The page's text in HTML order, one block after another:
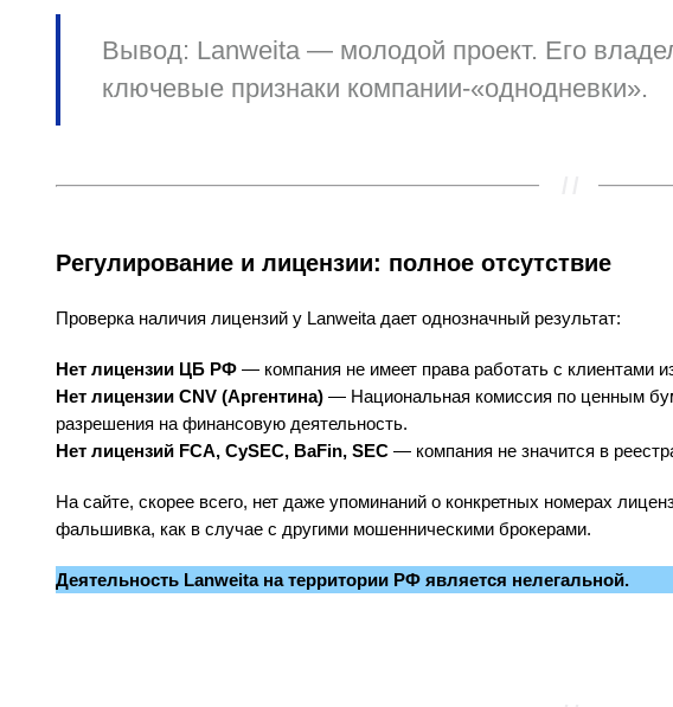
Вывод: Lanweita — молодой проект. Его
ключевые признаки компании-«однодневки».
Регулирование и лицензии: полное отсутствие
Проверка наличия лицензий у Lanweita дает однозначный результат:
Нет лицензии ЦБ РФ — компания не имеет права работать с клиентами
Нет лицензии CNV (Аргентина) — Национальная комиссия по ценным
разрешения на финансовую деятельность.
Нет лицензий FCA, CySEC, BaFin, SEC — компания не значится в
На сайте, скорее всего, нет даже упоминаний о конкретных номерах
фальшивка, как в случае с другими мошенническими брокерами.
Деятельность Lanweita на территории РФ является нелегальной.